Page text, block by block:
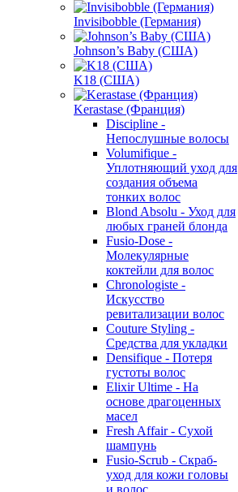
Invisibobble (Германия)
Johnson’s Baby (США)
K18 (США)
Kerastase (Франция)
Discipline -
Непослушные волосы
Volumifique -
Уплотняющий уход для
создания объема
тонких волос
Blond Absolu - Уход для
любых граней блонда
Fusio-Dose -
Молекулярные
коктейли для волос
Chronologiste -
Искусство
ревитализации волос
Couture Styling -
Средства для укладки
Densifique - Потеря
густоты волос
Elixir Ultime - На
основе драгоценных
масел
Fresh Affair - Сухой
шампунь
Fusio-Scrub - Скраб-
уход для кожи головы
и волос